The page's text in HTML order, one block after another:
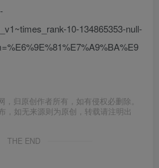
10-134865353-null-
归原创作者所有，如有侵权必删除。
，如无来源则为原创，转载请注明出
THE END